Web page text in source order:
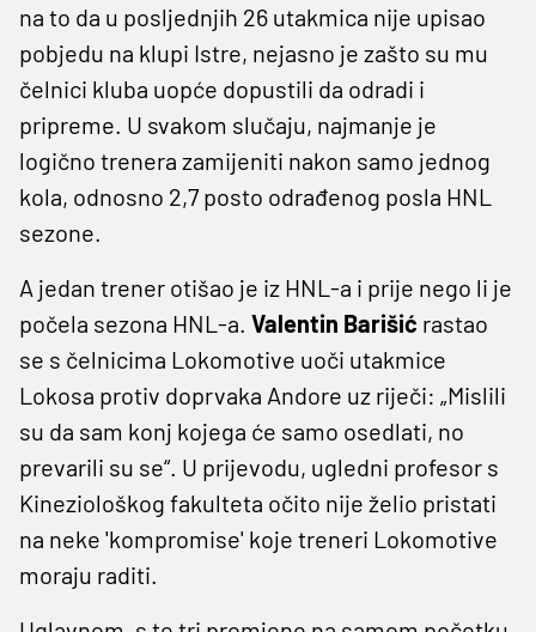
na to da u posljednjih 26 utakmica nije upisao
pobjedu na klupi Istre, nejasno je zašto su mu
čelnici kluba uopće dopustili da odradi i
pripreme. U svakom slučaju, najmanje je
logično trenera zamijeniti nakon samo jednog
kola, odnosno 2,7 posto odrađenog posla HNL
sezone.
A jedan trener otišao je iz HNL-a i prije nego li je
počela sezona HNL-a. Valentin Barišić rastao
se s čelnicima Lokomotive uoči utakmice
Lokosa protiv doprvaka Andore uz riječi: „Mislili
su da sam konj kojega će samo osedlati, no
prevarili su se“. U prijevodu, ugledni profesor s
Kineziološkog fakulteta očito nije želio pristati
na neke 'kompromise' koje treneri Lokomotive
moraju raditi.